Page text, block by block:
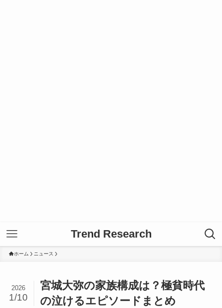
Trend Research
ホーム ニュース
宮城大弥の家族構成は？極貧時代
の泣けるエピソードまとめ
2026
1/10